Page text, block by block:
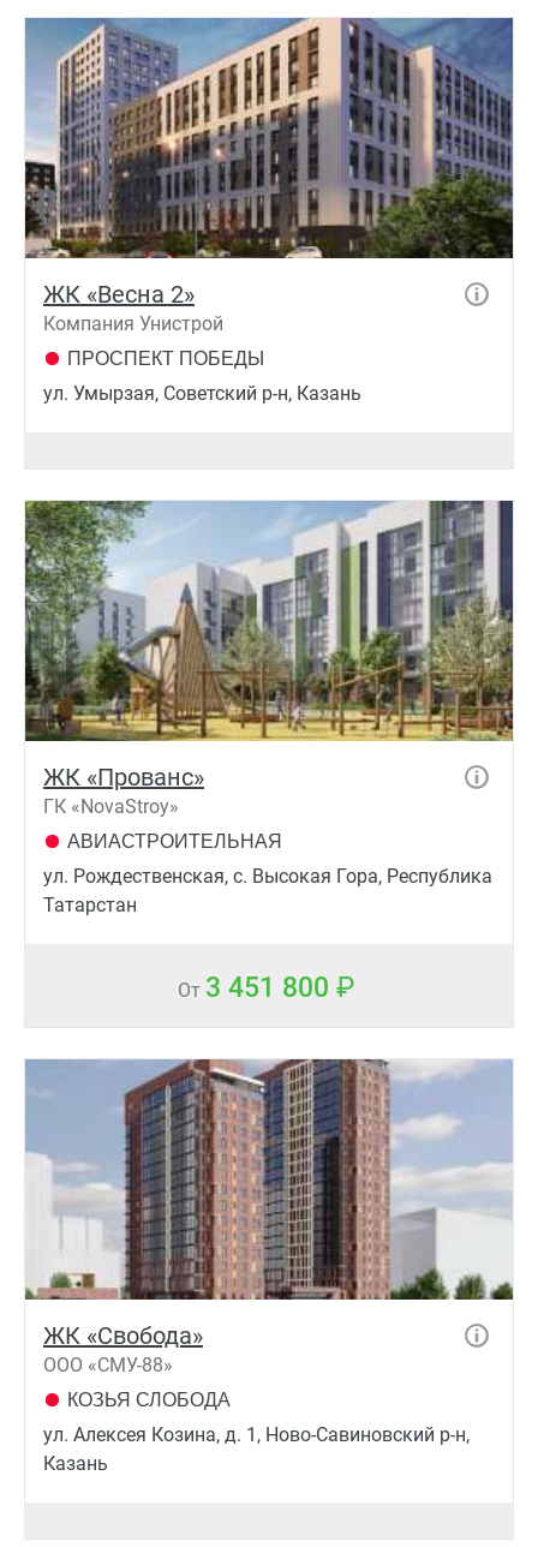
ЖК «Весна 2»
Компания Унистрой
ПРОСПЕКТ ПОБЕДЫ
ул. Умырзая, Советский р-н, Казань
ЖК «Прованс»
ГК «NovaStroy»
АВИАСТРОИТЕЛЬНАЯ
ул. Рождественская, с. Высокая Гора, Республика
Татарстан
От 3 451 800
ЖК «Свобода»
ООО «СМУ-88»
КОЗЬЯ СЛОБОДА
ул. Алексея Козина, д. 1, Ново-Савиновский р-н,
Казань